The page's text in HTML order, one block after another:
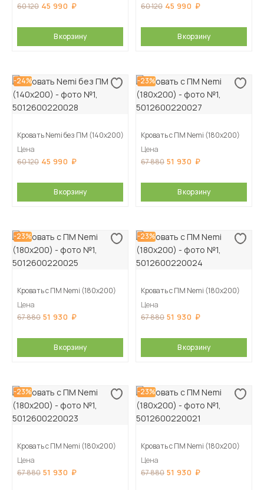
60 120 45 990
В корзину
60 120 45 990
В корзину
-24%
Кровать Nemi без ПМ (140х200)
Цена
60 120 45 990
В корзину
-23%
Кровать с ПМ Nemi (180х200)
Цена
67 880 51 930
В корзину
-23%
Кровать с ПМ Nemi (180х200)
Цена
67 880 51 930
В корзину
-23%
Кровать с ПМ Nemi (180х200)
Цена
67 880 51 930
В корзину
-23%
Кровать с ПМ Nemi (180х200)
Цена
67 880 51 930
-23%
Кровать с ПМ Nemi (180х200)
Цена
67 880 51 930